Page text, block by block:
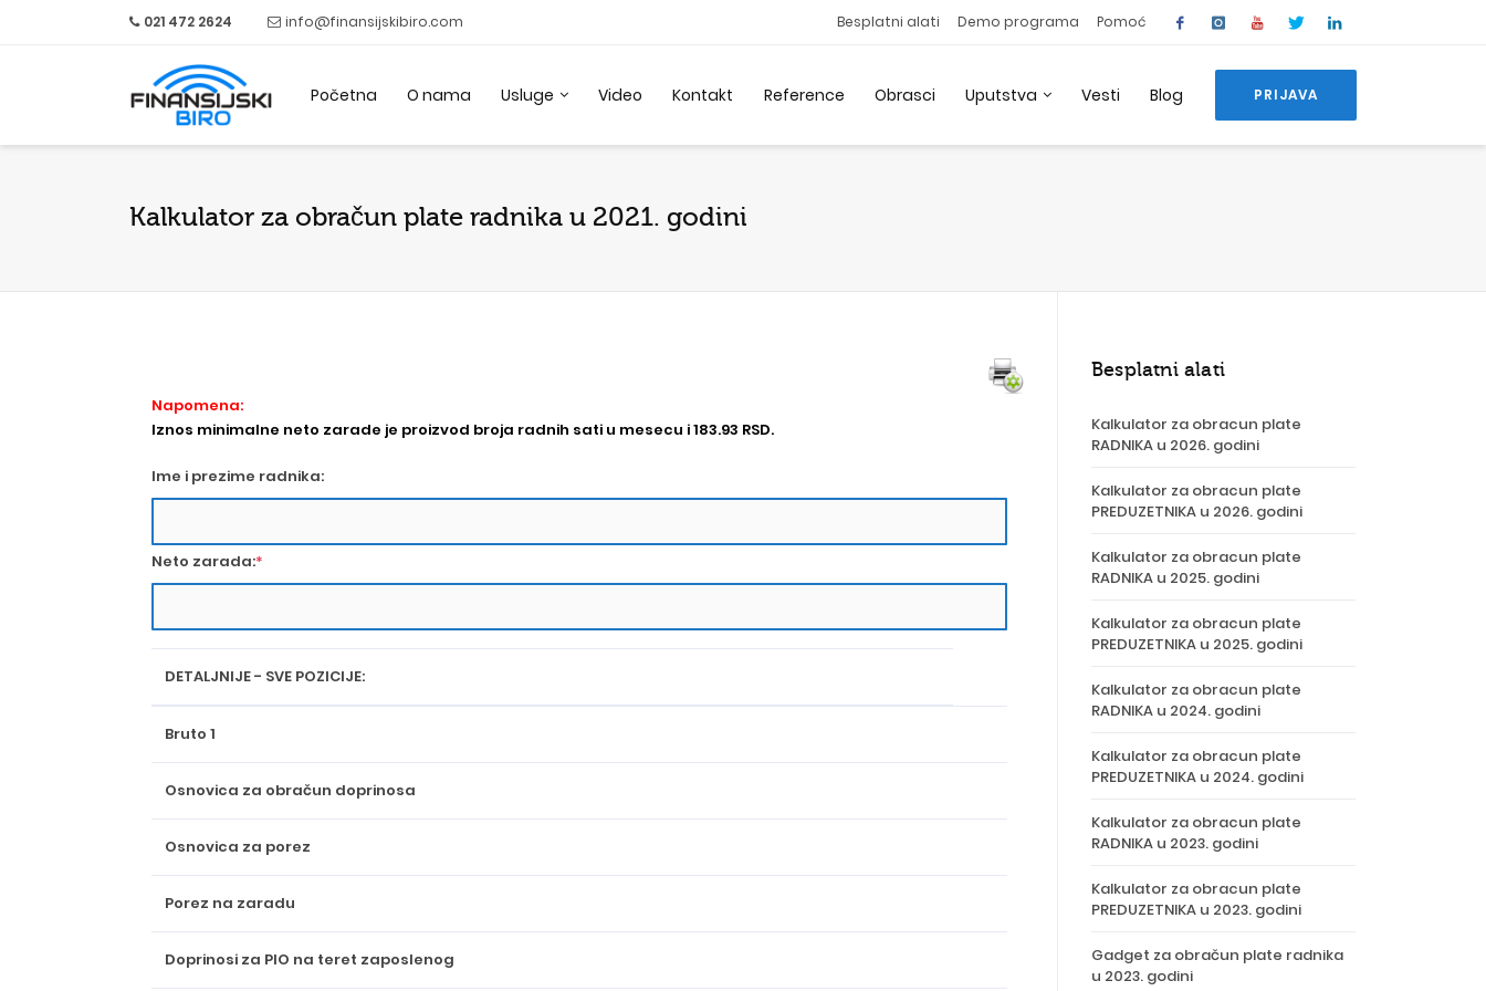
021 472 2624 info@finansijskibiro.com Besplatni alati Demo programa Pomoć
Početna O nama Usluge Video Kontakt Reference Obrasci Uputstva Vesti Blog PRIJAVA
Kalkulator za obračun plate radnika u 2021. godini
Napomena:
Iznos minimalne neto zarade je proizvod broja radnih sati u mesecu i 183.93 RSD.
Ime i prezime radnika:
Neto zarada:*
DETALJNIJE - SVE POZICIJE:
Bruto 1
Osnovica za obračun doprinosa
Osnovica za porez
Porez na zaradu
Doprinosi za PIO na teret zaposlenog
Besplatni alati
Kalkulator za obracun plate
RADNIKA u 2026. godini
Kalkulator za obracun plate
PREDUZETNIKA u 2026. godini
Kalkulator za obracun plate
RADNIKA u 2025. godini
Kalkulator za obracun plate
PREDUZETNIKA u 2025. godini
Kalkulator za obracun plate
RADNIKA u 2024. godini
Kalkulator za obracun plate
PREDUZETNIKA u 2024. godini
Kalkulator za obracun plate
RADNIKA u 2023. godini
Kalkulator za obracun plate
PREDUZETNIKA u 2023. godini
Gadget za obračun plate radnika
u 2023. godini